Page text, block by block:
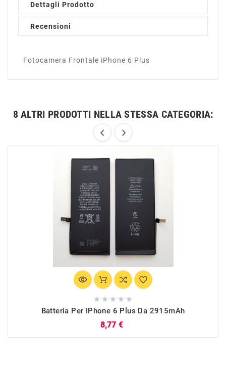
Dettagli Prodotto
Recensioni
Fotocamera Frontale iPhone 6 Plus
8 ALTRI PRODOTTI NELLA STESSA CATEGORIA:
    
Batteria Per IPhone 6 Plus Da 2915mAh
8,77 €